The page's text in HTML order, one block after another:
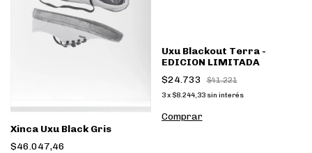
Xinca Uxu Black Gris
$46.047,46
Uxu Blackout Terra -
EDICION LIMITADA
$24.733
$41.221
3 x $8.244,33 sin interés
Comprar